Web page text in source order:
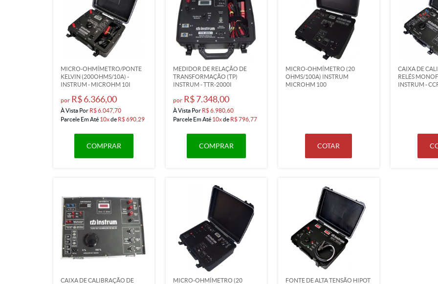
MICRO-OHMÍMETRO/PONTE
KELVIN (200OHMS/10A) -
INSTRUM - MICROHM 10I
por R$ 6.366,00
À Vista Por R$ 6.047,70
Parcele Em Até 10xde R$ 690,29
COMPRAR
MEDIDOR DE RELAÇÃO DE
TRANSFORMAÇÃO (TP)
INSTRUM - TTR-2000I
por R$ 7.348,00
À Vista Por R$ 6.980,60
Parcele Em Até 10xde R$ 796,77
COMPRAR
MICRO-OHMÍMETRO (20
OHMS/100A) INSTRUM
MICROHM 100
COTAR
CAIXA DE
RELÉS
INSTRUM -
CAIXA DE CALIBRAÇÃO DE
MICRO-OHMÍMETRO (20
FONTE DE ALTA TENSÃO HIPOT